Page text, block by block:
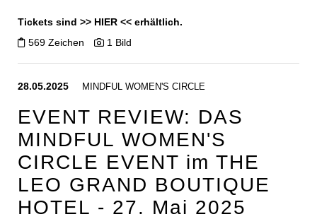
Tickets sind >> HIER << erhältlich.
569 Zeichen
1 Bild
28.05.2025 MINDFUL WOMEN'S CIRCLE
EVENT REVIEW: DAS
MINDFUL WOMEN'S
CIRCLE EVENT im THE
LEO GRAND BOUTIQUE
HOTEL - 27. Mai 2025